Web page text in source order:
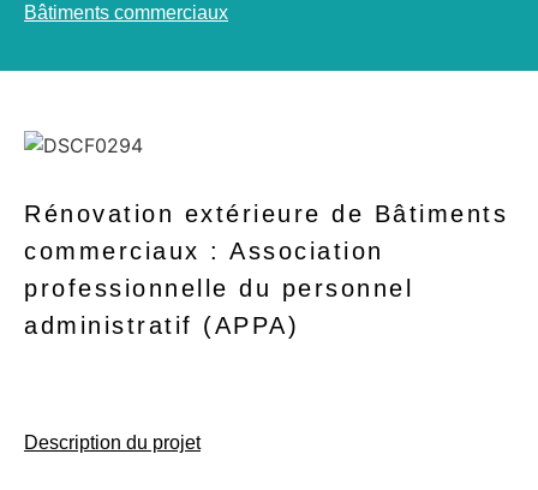
Bâtiments commerciaux
Rénovation extérieure de Bâtiments
commerciaux : Association
professionnelle du personnel
administratif (APPA)
Description du projet